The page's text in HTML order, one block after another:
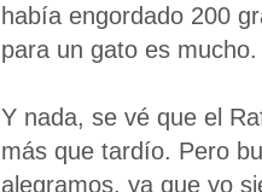
había engordado 200
para un gato es mucho.
Y nada, se vé que el
más que tardío. Pero
alegramos, ya que yo